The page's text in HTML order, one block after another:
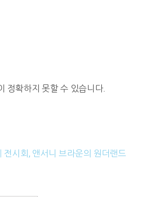
정확하지 못할 수 있습니다.
전시회, 앤서니 브라운의 원더랜드